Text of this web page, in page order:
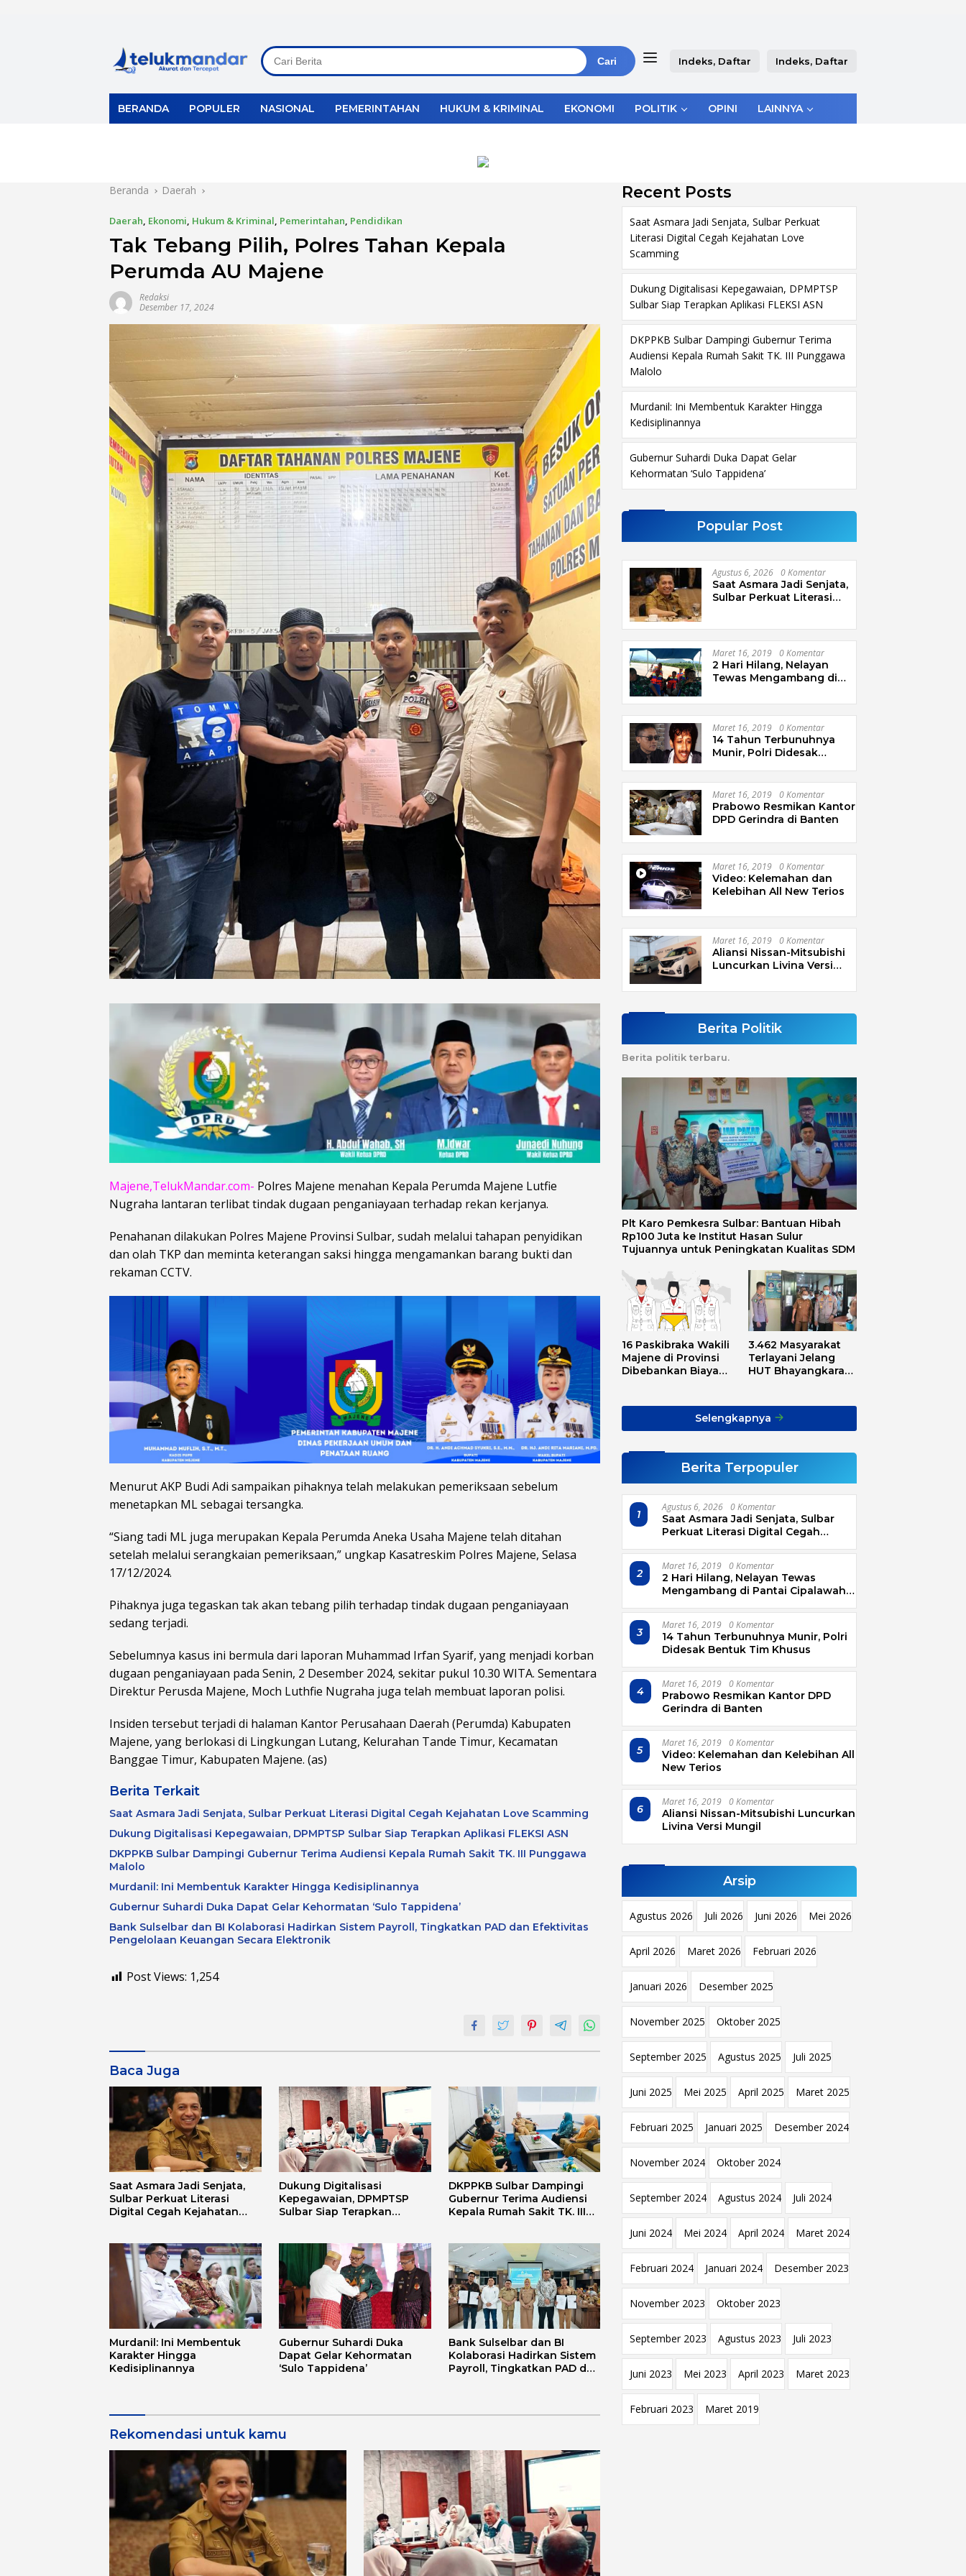
Cari Indeks, Daftar Indeks, Daftar
BERANDA POPULER NASIONAL PEMERINTAHAN HUKUM & KRIMINAL EKONOMI POLITIK OPINI LAINNYA
Beranda Daerah
Daerah, Ekonomi, Hukum & Kriminal, Pemerintahan, Pendidikan
Tak Tebang Pilih, Polres Tahan Kepala
Perumda AU Majene
Redaksi
Desember 17, 2024
Majene,TelukMandar.com- Polres Majene menahan Kepala Perumda Majene Lutfie
Nugraha lantaran terlibat tindak dugaan penganiayaan terhadap rekan kerjanya.
Penahanan dilakukan Polres Majene Provinsi Sulbar, sudah melalui tahapan penyidikan
dan olah TKP dan meminta keterangan saksi hingga mengamankan barang bukti dan
rekaman CCTV.
Menurut AKP Budi Adi sampaikan pihaknya telah melakukan pemeriksaan sebelum
menetapkan ML sebagai tersangka.
“Siang tadi ML juga merupakan Kepala Perumda Aneka Usaha Majene telah ditahan
setelah melalui serangkaian pemeriksaan,” ungkap Kasatreskim Polres Majene, Selasa
17/12/2024.
Pihaknya juga tegaskan tak akan tebang pilih terhadap tindak dugaan penganiayaan
sedang terjadi.
Sebelumnya kasus ini bermula dari laporan Muhammad Irfan Syarif, yang menjadi korban
dugaan penganiayaan pada Senin, 2 Desember 2024, sekitar pukul 10.30 WITA. Sementara
Direktur Perusda Majene, Moch Luthfie Nugraha juga telah membuat laporan polisi.
Insiden tersebut terjadi di halaman Kantor Perusahaan Daerah (Perumda) Kabupaten
Majene, yang berlokasi di Lingkungan Lutang, Kelurahan Tande Timur, Kecamatan
Banggae Timur, Kabupaten Majene. (as)
Berita Terkait
Saat Asmara Jadi Senjata, Sulbar Perkuat Literasi Digital Cegah Kejahatan Love Scamming
Dukung Digitalisasi Kepegawaian, DPMPTSP Sulbar Siap Terapkan Aplikasi FLEKSI ASN
DKPPKB Sulbar Dampingi Gubernur Terima Audiensi Kepala Rumah Sakit TK. III Punggawa
Malolo
Murdanil: Ini Membentuk Karakter Hingga Kedisiplinannya
Gubernur Suhardi Duka Dapat Gelar Kehormatan ‘Sulo Tappidena’
Bank Sulselbar dan BI Kolaborasi Hadirkan Sistem Payroll, Tingkatkan PAD dan Efektivitas
Pengelolaan Keuangan Secara Elektronik
Post Views: 1,254
Baca Juga
Saat Asmara Jadi Senjata,
Sulbar Perkuat Literasi
Digital Cegah Kejahatan
Dukung Digitalisasi
Kepegawaian, DPMPTSP
Sulbar Siap Terapkan
DKPPKB Sulbar Dampingi
Gubernur Terima Audiensi
Kepala Rumah Sakit TK. III
Murdanil: Ini Membentuk
Karakter Hingga
Kedisiplinannya
Gubernur Suhardi Duka
Dapat Gelar Kehormatan
‘Sulo Tappidena’
Bank Sulselbar dan BI
Kolaborasi Hadirkan Sistem
Payroll, Tingkatkan PAD dan
Rekomendasi untuk kamu
Recent Posts
Saat Asmara Jadi Senjata, Sulbar Perkuat
Literasi Digital Cegah Kejahatan Love
Scamming
Dukung Digitalisasi Kepegawaian, DPMPTSP
Sulbar Siap Terapkan Aplikasi FLEKSI ASN
DKPPKB Sulbar Dampingi Gubernur Terima
Audiensi Kepala Rumah Sakit TK. III Punggawa
Malolo
Murdanil: Ini Membentuk Karakter Hingga
Kedisiplinannya
Gubernur Suhardi Duka Dapat Gelar
Kehormatan ‘Sulo Tappidena’
Popular Post
Agustus 6, 2026 0 Komentar
Saat Asmara Jadi Senjata,
Sulbar Perkuat Literasi
Maret 16, 2019 0 Komentar
2 Hari Hilang, Nelayan
Tewas Mengambang di
Maret 16, 2019 0 Komentar
14 Tahun Terbunuhnya
Munir, Polri Didesak
Maret 16, 2019 0 Komentar
Prabowo Resmikan Kantor
DPD Gerindra di Banten
Maret 16, 2019 0 Komentar
Video: Kelemahan dan
Kelebihan All New Terios
Maret 16, 2019 0 Komentar
Aliansi Nissan-Mitsubishi
Luncurkan Livina Versi
Berita Politik
Berita politik terbaru.
Plt Karo Pemkesra Sulbar: Bantuan Hibah
Rp100 Juta ke Institut Hasan Sulur
Tujuannya untuk Peningkatan Kualitas SDM
16 Paskibraka Wakili
Majene di Provinsi
Dibebankan Biaya
Semua
3.462 Masyarakat
Terlayani Jelang
HUT Bhayangkara
Selengkapnya
Berita Terpopuler
1
Agustus 6, 2026 0 Komentar
Saat Asmara Jadi Senjata, Sulbar
Perkuat Literasi Digital Cegah
2
Maret 16, 2019 0 Komentar
2 Hari Hilang, Nelayan Tewas
Mengambang di Pantai Cipalawah
3
Maret 16, 2019 0 Komentar
14 Tahun Terbunuhnya Munir, Polri
Didesak Bentuk Tim Khusus
4
Maret 16, 2019 0 Komentar
Prabowo Resmikan Kantor DPD
Gerindra di Banten
5
Maret 16, 2019 0 Komentar
Video: Kelemahan dan Kelebihan All
New Terios
6
Maret 16, 2019 0 Komentar
Aliansi Nissan-Mitsubishi Luncurkan
Livina Versi Mungil
Arsip
Agustus 2026 Juli 2026 Juni 2026 Mei 2026
April 2026 Maret 2026 Februari 2026
Januari 2026 Desember 2025
November 2025 Oktober 2025
September 2025 Agustus 2025 Juli 2025
Juni 2025 Mei 2025 April 2025 Maret 2025
Februari 2025 Januari 2025 Desember 2024
November 2024 Oktober 2024
September 2024 Agustus 2024 Juli 2024
Juni 2024 Mei 2024 April 2024 Maret 2024
Februari 2024 Januari 2024 Desember 2023
November 2023 Oktober 2023
September 2023 Agustus 2023 Juli 2023
Juni 2023 Mei 2023 April 2023 Maret 2023
Februari 2023 Maret 2019